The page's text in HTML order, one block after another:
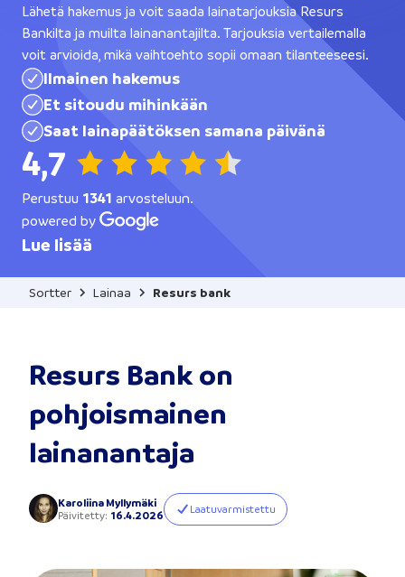
Lähetä hakemus ja voit saada lainatarjouksia Resurs
Bankilta ja muilta lainanantajilta. Tarjouksia vertailemalla
voit arvioida, mikä vaihtoehto sopii omaan tilanteeseesi.
Ilmainen hakemus
Et sitoudu mihinkään
Saat lainapäätöksen samana päivänä
4,7
Perustuu 1341 arvosteluun.
powered by
Lue lisää
Sortter Lainaa Resurs bank
Resurs Bank on
pohjoismainen
lainanantaja
Karoliina Myllymäki
Päivitetty: 16.4.2026 Laatuvarmistettu